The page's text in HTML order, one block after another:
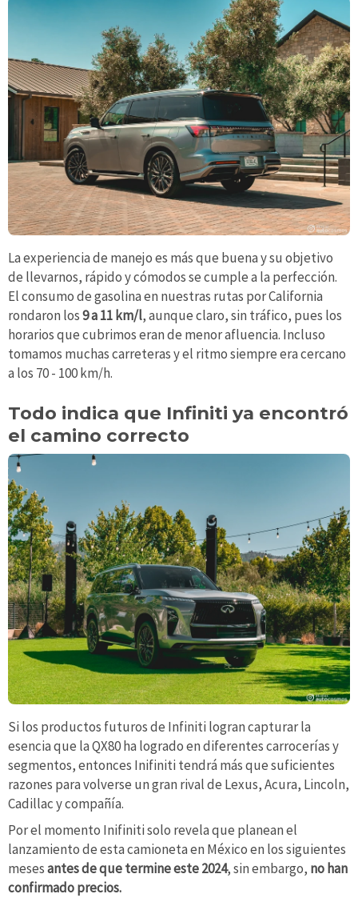
La experiencia de manejo es más que buena y su objetivo
de llevarnos, rápido y cómodos se cumple a la perfección.
El consumo de gasolina en nuestras rutas por California
rondaron los9 a 11 km/l, aunque claro, sin tráfico, pues los
horarios que cubrimos eran de menor afluencia. Incluso
tomamos muchas carreteras y el ritmo siempre era cercano
a los 70 - 100 km/h.
Todo indica que Infiniti ya encontró
el camino correcto
Si los productos futuros de Infiniti logran capturar la
esencia que la QX80 ha logrado en diferentes carrocerías y
segmentos, entonces Inifiniti tendrá más que suficientes
razones para volverse un gran rival de Lexus, Acura, Lincoln,
Cadillac y compañía.
Por el momento Inifiniti solo revela que planean el
lanzamiento de esta camioneta en México en los siguientes
mesesantes de que termine este 2024, sin embargo, no han
confirmado precios.